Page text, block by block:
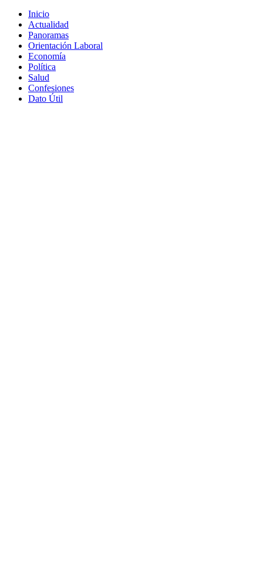
Inicio
Actualidad
Panoramas
Orientación Laboral
Economía
Política
Salud
Confesiones
Dato Útil